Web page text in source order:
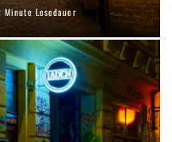
Minute Lesedauer